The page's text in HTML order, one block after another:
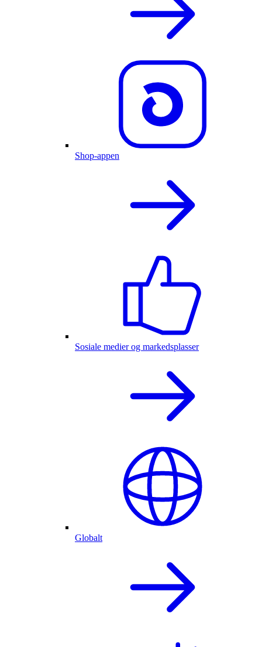
Shop-appen
Sosiale medier og markedsplasser
Globalt